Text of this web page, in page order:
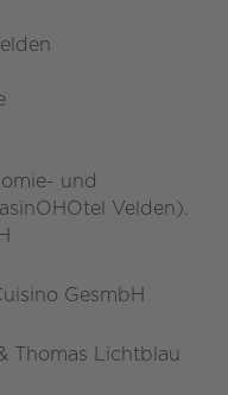
und
Velden).
GesmbH
Thomas Lichtblau